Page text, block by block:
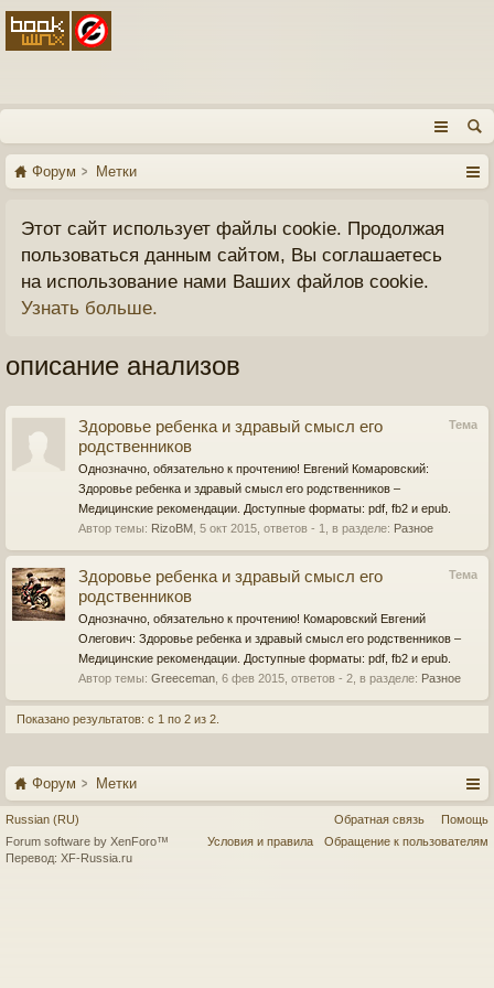
Форум Метки
Этот сайт использует файлы cookie. Продолжая
пользоваться данным сайтом, Вы соглашаетесь
на использование нами Ваших файлов cookie.
Узнать больше.
описание анализов
Тема
Здоровье ребенка и здравый смысл его
родственников
Однозначно, обязательно к прочтению! Евгений Комаровский:
Здоровье ребенка и здравый смысл его родственников –
Медицинские рекомендации. Доступные форматы: pdf, fb2 и epub.
Автор темы: RizoBM 5 окт 2015 , ответов - 1, в разделе: Разное
Тема
Здоровье ребенка и здравый смысл его
родственников
Однозначно, обязательно к прочтению! Комаровский Евгений
Олегович: Здоровье ребенка и здравый смысл его родственников –
Медицинские рекомендации. Доступные форматы: pdf, fb2 и epub.
Автор темы: Greeceman 6 фев 2015 , ответов - 2, в разделе: Разное
Показано результатов: с 1 по 2 из 2.
Форум Метки
Russian (RU) Обратная связь
Помощь
Условия и правила
Обращение к пользователям
Forum software by XenForo™
Перевод: XF-Russia.ru